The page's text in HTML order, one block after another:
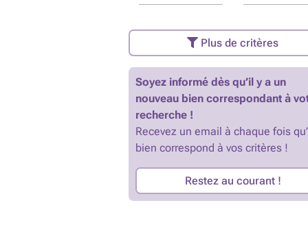
Plus de critères
Soyez informé dès qu’il y a un
nouveau bien correspondant à
recherche !
Recevez un email à chaque fois
bien correspond à vos critères !
Restez au courant !